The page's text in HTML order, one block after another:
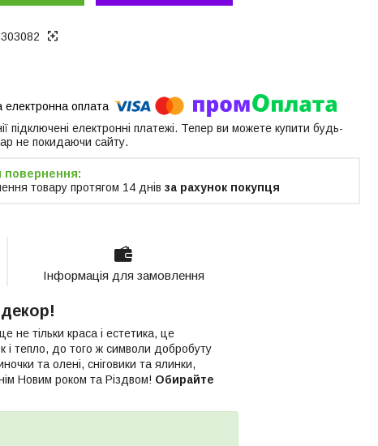
підключені електронні платежі. Тепер ви можете купити будь-
не покидаючи сайту.
товару протягом 14 днів за рахунок покупця
Інформація для замовлення
не тільки краса і естетика, це
і тепло, до того ж символи добробуту
та олені, сніговики та ялинки,
Новим роком та Різдвом! Обирайте